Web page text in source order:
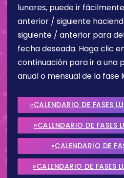
lunares, puede ir
anterior / siguiente
siguiente / anterior para
fecha deseada. Haga clic
continuación para ir a una
anual o mensual de la fase
»CALENDARIO DE FASES
»CALENDARIO DE FASES
2026
»CALENDARIO DE
»CALENDARIO DE FASES